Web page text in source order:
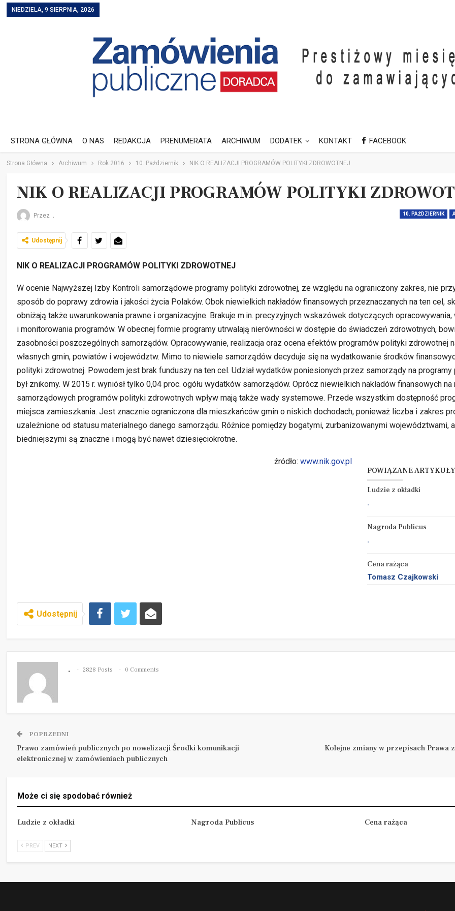
NIEDZIELA, 9 SIERPNIA, 2026
STRONA GŁÓWNA O NAS REDAKCJA PRENUMERATA ARCHIWUM DODATEK KONTAKT FACEBOOK
Strona Główna Archiwum Rok 2016 10. Październik NIK O REALIZACJI PROGRAMÓW POLITYKI ZDROWOTNEJ
NIK O REALIZACJI PROGRAMÓW POLITYKI
10. PAŹDZIERNIK
Przez .
Udostępnij
NIK O REALIZACJI PROGRAMÓW POLITYKI ZDROWOTNEJ
W ocenie Najwyższej Izby Kontroli samorządowe programy polityki zdrowotnej, ze względu na ograniczony zakres, nie
sposób do poprawy zdrowia i jakości życia Polaków. Obok niewielkich nakładów finansowych przeznaczanych na ten cel,
obniżają także uwarunkowania prawne i organizacyjne. Brakuje m.in. precyzyjnych wskazówek dotyczących opracowywania,
i monitorowania programów. W obecnej formie programy utrwalają nierówności w dostępie do świadczeń zdrowotnych,
zasobności poszczególnych samorządów. Opracowywanie, realizacja oraz ocena efektów programów polityki zdrowotnej
własnych gmin, powiatów i województw. Mimo to niewiele samorządów decyduje się na wydatkowanie środków
polityki zdrowotnej. Powodem jest brak funduszy na ten cel. Udział wydatków poniesionych przez samorządy na
był znikomy. W 2015 r. wyniósł tylko 0,04 proc. ogółu wydatków samorządów. Oprócz niewielkich nakładów finansowych na
samorządowych programów polityki zdrowotnych wpływ mają także wady systemowe. Przede wszystkim dostępność
miejsca zamieszkania. Jest znacznie ograniczona dla mieszkańców gmin o niskich dochodach, ponieważ liczba i zakres
uzależnione od statusu materialnego danego samorządu. Różnice pomiędzy bogatymi, zurbanizowanymi województwami,
biedniejszymi są znaczne i mogą być nawet dziesięciokrotne.
POWIĄZANE ARTYKUŁY
Ludzie z okładki
.
Nagroda Publicus
.
Cena rażąca
Tomasz Czajkowski
źródło: www.nik.gov.pl
Udostępnij
. 2828 Posts 0 Comments
POPRZEDNI
Prawo zamówień publicznych po nowelizacji Środki komunikacji
elektronicznej w zamówieniach publicznych
Kolejne zmiany w przepisach Prawa
Może ci się spodobać również
Ludzie z okładki Nagroda Publicus Cena rażąca
PREV NEXT